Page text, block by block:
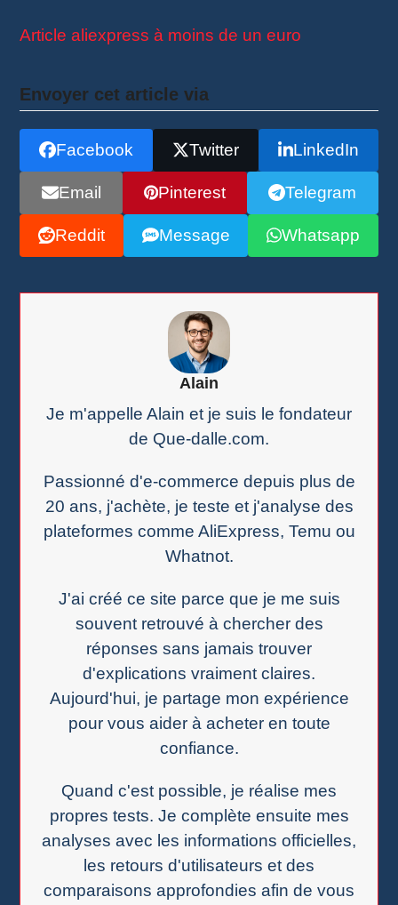
Article aliexpress à moins de un euro
Envoyer cet article via
Facebook Twitter LinkedIn
Email Pinterest Telegram
Reddit Message Whatsapp
Alain
Je m'appelle Alain et je suis le fondateur
de Que-dalle.com.
Passionné d'e-commerce depuis plus de
20 ans, j'achète, je teste et j'analyse des
plateformes comme AliExpress, Temu ou
Whatnot.
J'ai créé ce site parce que je me suis
souvent retrouvé à chercher des
réponses sans jamais trouver
d'explications vraiment claires.
Aujourd'hui, je partage mon expérience
pour vous aider à acheter en toute
confiance.
Quand c'est possible, je réalise mes
propres tests. Je complète ensuite mes
analyses avec les informations officielles,
les retours d'utilisateurs et des
comparaisons approfondies afin de vous